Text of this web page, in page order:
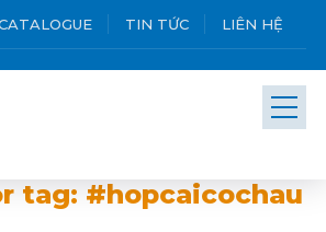
TIN TỨC LIÊN HỆ
tag: #hopcaicochau